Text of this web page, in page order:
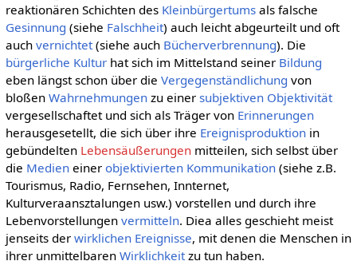
reaktionären Schichten des Kleinbürgertumsals falsche
Gesinnung (siehe Falschheit) auch leicht abgeurteilt und oft
auch vernichtet(siehe auch Bücherverbrennung). Die
bürgerliche Kulturhat sich im Mittelstand seiner Bildung
eben längst schon über die Vergegenständlichung von
bloßen Wahrnehmungenzu einer subjektiven Objektivität
vergesellschaftet und sich als Träger von Erinnerungen
herausgesetellt, die sich über ihre Ereignisproduktionin
gebündelten Lebensäußerungenmitteilen, sich selbst über
die Medieneiner objektivierten Kommunikation(siehe z.B.
Tourismus, Radio, Fernsehen, Innternet,
Kulturveraansztalungen usw.) vorstellen und durch ihre
Lebenvorstellungen vermitteln. Diea alles geschieht meist
jenseits der wirklichen Ereignisse, mit denen die Menschen in
ihrer unmittelbaren Wirklichkeitzu tun haben.